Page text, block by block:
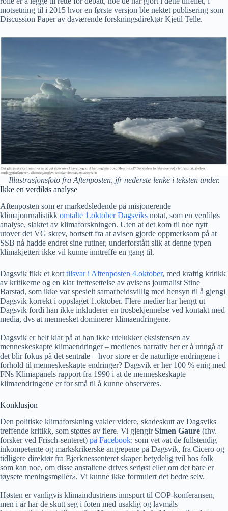
motsetning til i 2015 hvor en første versjon ble nektet publisering som
Discussion Paper av daværende forskningsdirektør Kjetil Telle.
Illustrasjonsfoto fra Aftenposten, jfr nederste lenke i teksten under.
Ikke en verdiløs analyse
Aftenposten som er markedsledende på misjonerende
klimajournalistikk omtalte 1.oktober Dagsviks notat, som en verdiløs
analyse, slaktet av klimaforskningen. Uten at det kom til noe nytt
utover det VG skrev, bortsett fra at avisen gjorde oppmerksom på at
SSB nå hadde endret sine rutiner, underforstått slik at denne typen
klimakjetteri ikke vil kunne inntreffe en gang til.
Dagsvik fikk et kort tilsvar i Aftenposten 4.oktober, med kraftig kritikk
av kritikerne og en klar irettesettelse av avisens journalist Stine
Barstad, som ikke var spesielt samarbeidsvillig med hensyn til å gjengi
Dagsvik korrekt i oppslaget 1.oktober. Flere medier har hengt ut
Dagsvik fordi han ikke inkluderer en trosbekjennelse ved kontakt med
media, dvs at mennesket dominerer klimaendringene.
Dagsvik er helt klar på at han ikke utelukker eksistensen av
menneskeskapte klimaendringer – medienes narrativ her er å unngå at
det blir fokus på det sentrale – hvor store er de naturlige endringene i
forhold til menneskeskapte endringer? Dagsvik er her 100 % enig med
FNs Klimapanels rapport fra 1990 i at de menneskeskapte
klimaendringene er for små til å kunne observeres.
Konklusjon
Den politiske klimaforskning vakler videre, skadeskutt av Dagsviks
treffende kritikk, som støttes av flere. Vi gjengirSimen Gaure (fhv.
forsker ved Frisch-senteret) på Facebook: som vet «at de fullstendig
inkompetente og markskrikerske angrepene på Dagsvik, fra Cicero og
tidligere direktør fra Bjerknessenteret skaper betydelig tvil hos folk
som kan noe, om disse anstaltene drives seriøst eller om det bare er
tøysete meningsmøller». Vi kunne ikke formulert det bedre selv.
Høsten er vanligvis klimaindustriens innspurt til COP-konferansen,
men i år har de skutt seg i foten med usaklig og lavmåls